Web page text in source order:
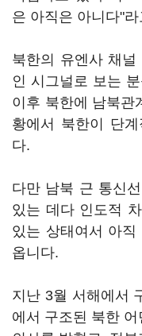
은 아직은 아니다"
북한의 유엔사 채
인 시그널로 보는
이후 북한에 남북관
황에서 북한이 단
다.
다만 남북 근 통신
있는 데다 인도적
있는 상태여서 아
옵니다.
지난 3월 서해에서
에서 구조된 북한